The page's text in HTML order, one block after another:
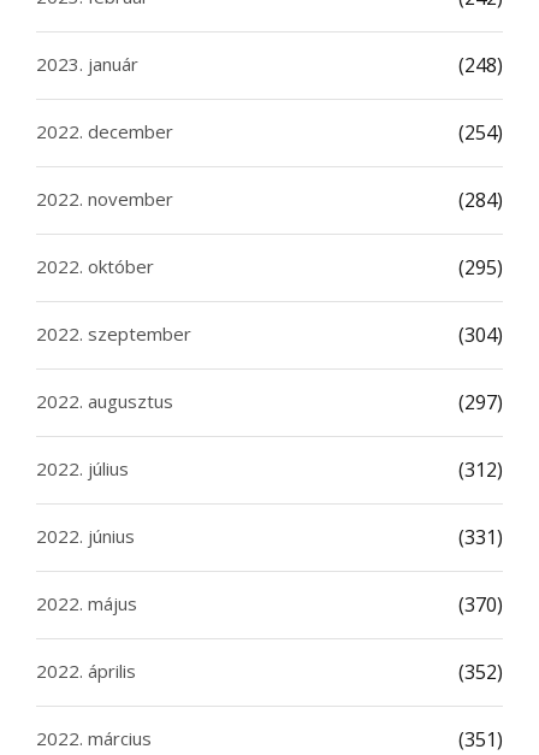
2023. január (248)
2022. december (254)
2022. november (284)
2022. október (295)
2022. szeptember (304)
2022. augusztus (297)
2022. július (312)
2022. június (331)
2022. május (370)
2022. április (352)
2022. március (351)